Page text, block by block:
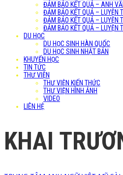
ĐẢM BẢO KẾT QUẢ – ANH
ĐẢM BẢO KẾT QUẢ – LUYỆN
ĐẢM BẢO KẾT QUẢ – LUYỆN
ĐẢM BẢO KẾT QUẢ – LUYỆN
DU HỌC
DU HỌC SINH HÀN QUỐC
DU HỌC SINH NHẬT BẢN
KHUYẾN HỌC
TIN TỨC
THƯ VIỆN
THƯ VIỆN KIẾN THỨC
THƯ VIỆN HÌNH ẢNH
VIDEO
LIÊN HỆ
KHAI